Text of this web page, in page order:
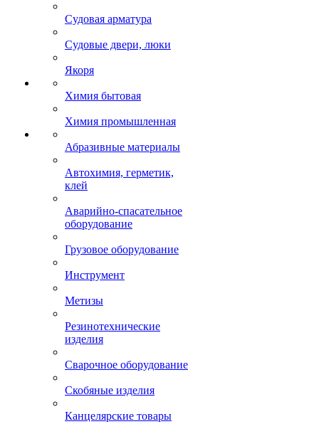
Судовая арматура
Судовые двери, люки
Якоря
Химия бытовая
Химия промышленная
Абразивные материалы
Автохимия, герметик,
клей
Аварийно-спасательное
оборудование
Грузовое оборудование
Инструмент
Метизы
Резинотехнические
изделия
Сварочное оборудование
Скобяные изделия
Канцелярские товары